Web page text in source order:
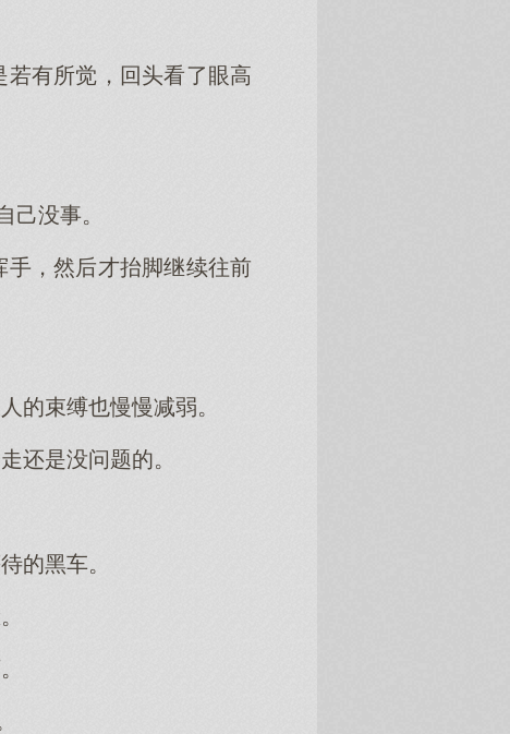
有所觉，回头看了眼高
己没事。
，然后才抬脚继续往前
的束缚也慢慢减弱。
还是没问题的。
的黑车。